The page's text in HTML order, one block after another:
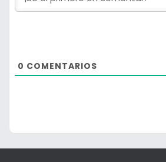
0 COMENTARIOS